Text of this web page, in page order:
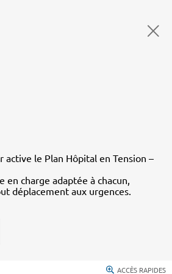
active le Plan Hôpital en Tension –
en charge adaptée à chacun,
déplacement aux urgences.
ACCÈS RAPIDES